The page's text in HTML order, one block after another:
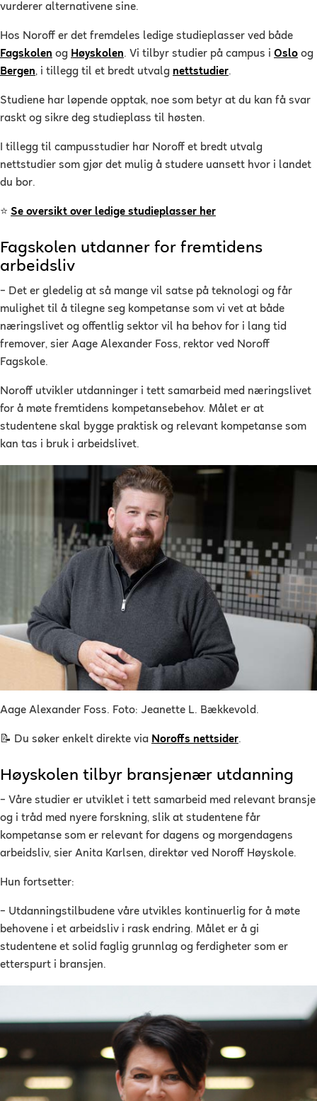
vurderer alternativene sine.
Hos Noroff er det fremdeles ledige studieplasser ved både
Fagskolen og Høyskolen. Vi tilbyr studier på campus i Oslo og
Bergen, i tillegg til et bredt utvalg nettstudier.
Studiene har løpende opptak, noe som betyr at du kan få svar
raskt og sikre deg studieplass til høsten.
I tillegg til campusstudier har Noroff et bredt utvalg
nettstudier som gjør det mulig å studere uansett hvor i landet
du bor.
⭐ Se oversikt over ledige studieplasser her
Fagskolen utdanner for fremtidens
arbeidsliv
– Det er gledelig at så mange vil satse på teknologi og får
mulighet til å tilegne seg kompetanse som vi vet at både
næringslivet og offentlig sektor vil ha behov for i lang tid
fremover, sier Aage Alexander Foss, rektor ved Noroff
Fagskole.
Noroff utvikler utdanninger i tett samarbeid med næringslivet
for å møte fremtidens kompetansebehov. Målet er at
studentene skal bygge praktisk og relevant kompetanse som
kan tas i bruk i arbeidslivet.
Aage Alexander Foss. Foto: Jeanette L. Bækkevold.
📝 Du søker enkelt direkte via Noroffs nettsider.
Høyskolen tilbyr bransjenær utdanning
– Våre studier er utviklet i tett samarbeid med relevant bransje
og i tråd med nyere forskning, slik at studentene får
kompetanse som er relevant for dagens og morgendagens
arbeidsliv, sier Anita Karlsen, direktør ved Noroff Høyskole.
Hun fortsetter:
– Utdanningstilbudene våre utvikles kontinuerlig for å møte
behovene i et arbeidsliv i rask endring. Målet er å gi
studentene et solid faglig grunnlag og ferdigheter som er
etterspurt i bransjen.